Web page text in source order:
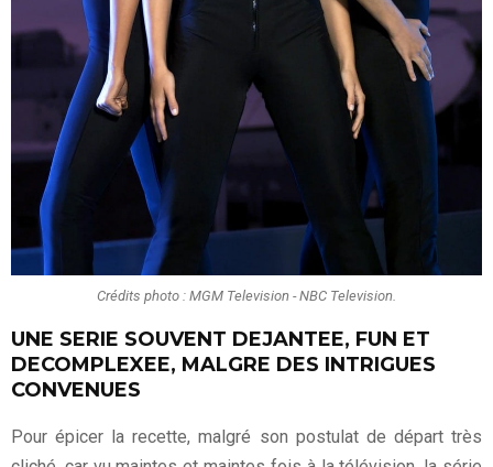
Crédits photo : MGM Television - NBC Television.
UNE SERIE SOUVENT DEJANTEE, FUN ET
DECOMPLEXEE, MALGRE DES INTRIGUES
CONVENUES
Pour épicer la recette, malgré son postulat de départ très